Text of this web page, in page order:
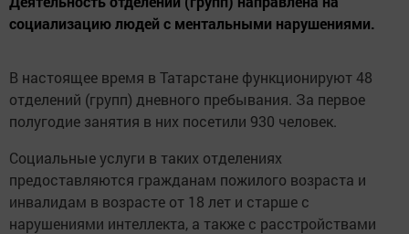
социализацию людей с ментальными нарушениями.
В настоящее время в Татарстане функционируют 48
отделений (групп) дневного пребывания. За первое
полугодие занятия в них посетили 930 человек.
Социальные услуги в таких отделениях
предоставляются гражданам пожилого возраста и
инвалидам в возрасте от 18 лет и старше с
нарушениями интеллекта, а также с расстройствами